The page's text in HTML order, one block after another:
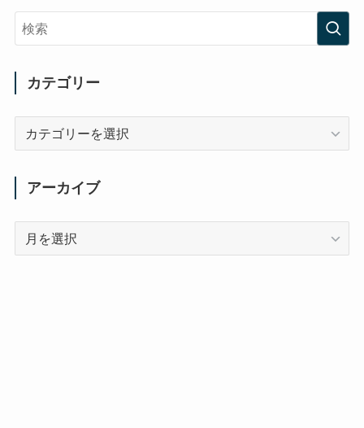
カテゴリー
アーカイブ